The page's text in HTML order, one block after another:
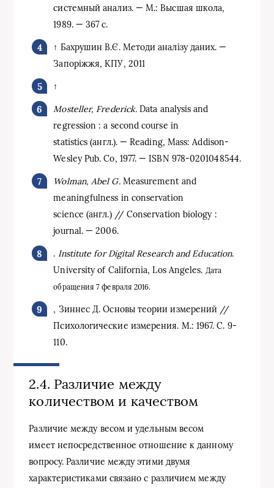
системный анализ. — М.: Высшая школа,
1989. — 367 с.
↑ Бахрушин В.Є. Методи аналізу даних. —
Запоріжжя, КПУ, 2011
↑
Mosteller, Frederick. Data analysis and
regression : a second course in
statistics (англ.). — Reading, Mass: Addison-
Wesley Pub. Co, 1977. — ISBN 978-0201048544.
Wolman, Abel G.Measurement and
meaningfulness in conservation
science (англ.) // Conservation biology :
journal. — 2006.
. Institute for Digital Research and Education.
University of California, Los Angeles. Дата
обращения 7 февраля 2016.
, Зиннес Д. Основы теории измерений //
Психологические измерения. М.: 1967. С. 9-
110.
2.4. Различие между
количеством и качеством
Различие между весом и удельным весом
имеет непосредственное отношение к данному
вопросу. Различие между этими двумя
характеристиками связано с различием между